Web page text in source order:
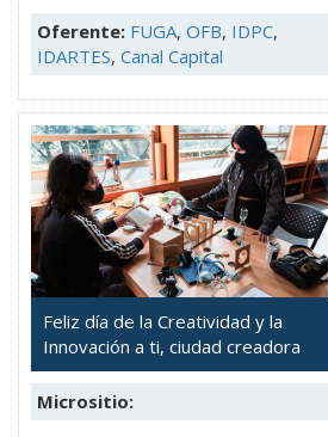
Oferente: FUGA, OFB, IDPC,
IDARTES, Canal Capital
Feliz día de la Creatividad y la
Innovación a ti, ciudad creadora
Micrositio: